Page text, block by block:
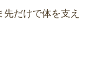
だけで体を支え